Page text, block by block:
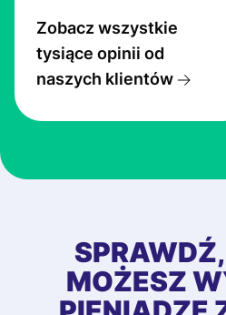
Zobacz wszystkie
tysiące opinii od
naszych klientów
MOŻESZ